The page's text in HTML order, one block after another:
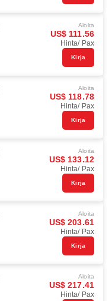
Aloita
US$ 111.56
Hinta/ Pax
Kirja
Aloita
US$ 118.78
Hinta/ Pax
Kirja
Aloita
US$ 133.12
Hinta/ Pax
Kirja
Aloita
US$ 203.61
Hinta/ Pax
Kirja
Aloita
US$ 217.41
Hinta/ Pax